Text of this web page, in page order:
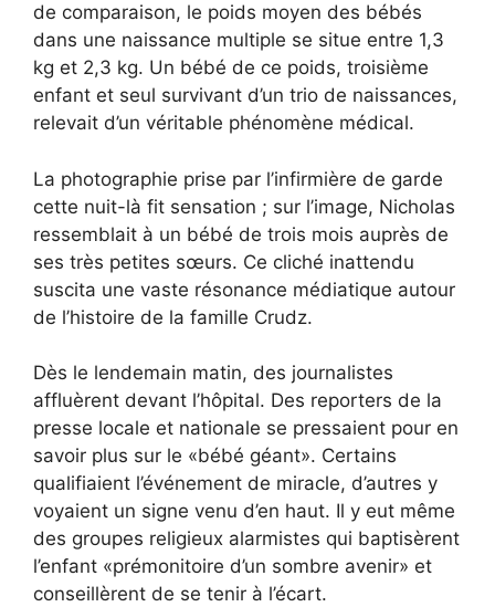
de comparaison, le poids moyen des bébés
dans une naissance multiple se situe entre 1,3
kg et 2,3 kg. Un bébé de ce poids, troisième
enfant et seul survivant d’un trio de naissances,
relevait d’un véritable phénomène médical.
La photographie prise par l’infirmière de garde
cette nuit-là fit sensation ; sur l’image, Nicholas
ressemblait à un bébé de trois mois auprès de
ses très petites sœurs. Ce cliché inattendu
suscita une vaste résonance médiatique autour
de l’histoire de la famille Crudz.
Dès le lendemain matin, des journalistes
affluèrent devant l’hôpital. Des reporters de la
presse locale et nationale se pressaient pour en
savoir plus sur le «bébé géant». Certains
qualifiaient l’événement de miracle, d’autres y
voyaient un signe venu d’en haut. Il y eut même
des groupes religieux alarmistes qui baptisèrent
l’enfant «prémonitoire d’un sombre avenir» et
conseillèrent de se tenir à l’écart.